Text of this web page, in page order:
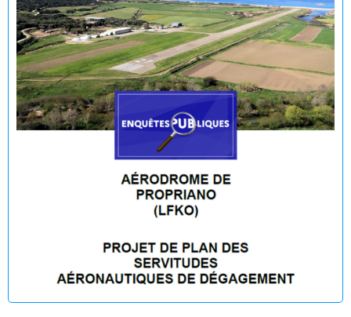
Décision du Maire du 09 juillet 2026